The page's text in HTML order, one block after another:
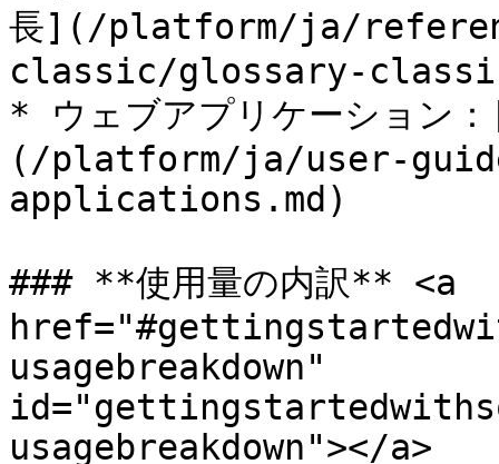
長](/platform/ja/
classic/glossary-
* ウェブアプリケーション
(/platform/ja/user-
applications.md)
### **使用量の内訳** <a
usagebreakdown"
usagebreakdown"></a>